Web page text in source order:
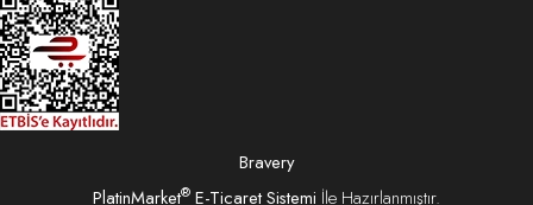
Bravery
PlatinMarket® E-Ticaret Sistemi İle Hazırlanmıştır.